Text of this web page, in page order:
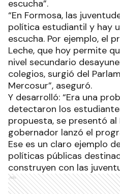
escucha”.
“En Formosa, las
política estudiantil y hay
escucha. Por ejemplo, el
Leche, que hoy permite
nivel secundario
colegios, surgió del
Mercosur”, aseguró.
Y desarrolló: “Era una
detectaron los
propuesta, se presentó al
gobernador lanzó el
Ese es un claro ejemplo
políticas públicas
construyen con las
Ads